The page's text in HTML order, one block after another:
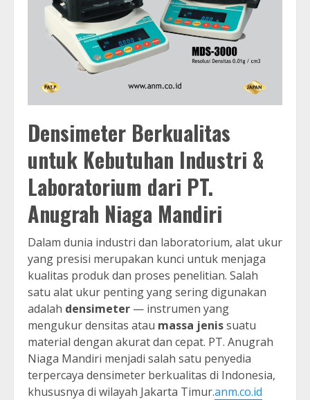
Densimeter Berkualitas
untuk Kebutuhan Industri &
Laboratorium dari PT.
Anugrah Niaga Mandiri
Dalam dunia industri dan laboratorium, alat ukur
yang presisi merupakan kunci untuk menjaga
kualitas produk dan proses penelitian. Salah
satu alat ukur penting yang sering digunakan
adalah densimeter — instrumen yang
mengukur densitas atau massa jenissuatu
material dengan akurat dan cepat. PT. Anugrah
Niaga Mandiri menjadi salah satu penyedia
terpercaya densimeter berkualitas di Indonesia,
khususnya di wilayah Jakarta Timur.anm.co.id